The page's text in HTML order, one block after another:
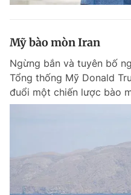
Mỹ bào mòn Iran
Ngừng bắn và tuyên bố
Tổng thống Mỹ Donald
đuổi một chiến lược bào